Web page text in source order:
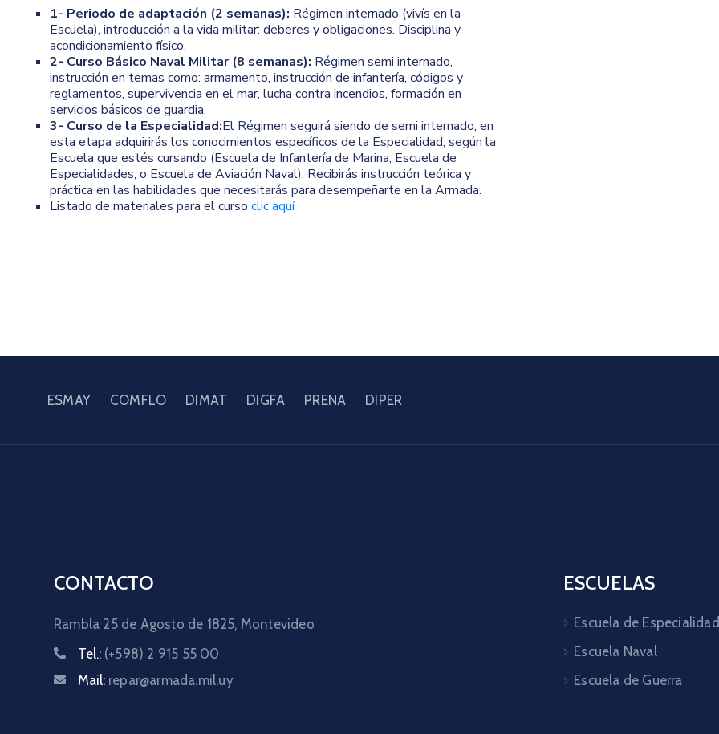
1- Periodo de adaptación (2 semanas): Régimen internado (vivís en la
Escuela), introducción a la vida militar: deberes y obligaciones. Disciplina y
acondicionamiento físico.
2- Curso Básico Naval Militar (8 semanas): Régimen semi internado,
instrucción en temas como: armamento, instrucción de infantería, códigos y
reglamentos, supervivencia en el mar, lucha contra incendios, formación en
servicios básicos de guardia.
3- Curso de la Especialidad:El Régimen seguirá siendo de semi internado, en
esta etapa adquirirás los conocimientos específicos de la Especialidad, según la
Escuela que estés cursando (Escuela de Infantería de Marina, Escuela de
Especialidades, o Escuela de Aviación Naval). Recibirás instrucción teórica y
práctica en las habilidades que necesitarás para desempeñarte en la Armada.
Listado de materiales para el curso clic aquí
ESMAY COMFLO DIMAT DIGFA PRENA DIPER
CONTACTO
Rambla 25 de Agosto de 1825, Montevideo
Tel.: (+598) 2 915 55 00
Mail: repar@armada.mil.uy
ESCUELAS
Escuela de
Escuela Naval
Escuela de Guerra